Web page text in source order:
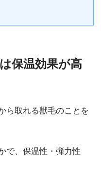
保温効果が高
ら取れる獣毛のことを
で、保温性・弾力性